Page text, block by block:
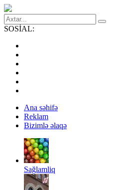
SOSİAL:
Ana səhifə
Reklam
Bizimlə əlaqə
Sağlamliq